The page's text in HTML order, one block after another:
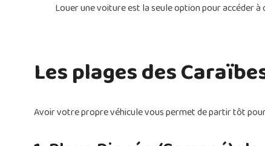
Louer une voiture est la seule option pour accéder
Les plages des
Avoir votre propre véhicule vous permet de partir tôt